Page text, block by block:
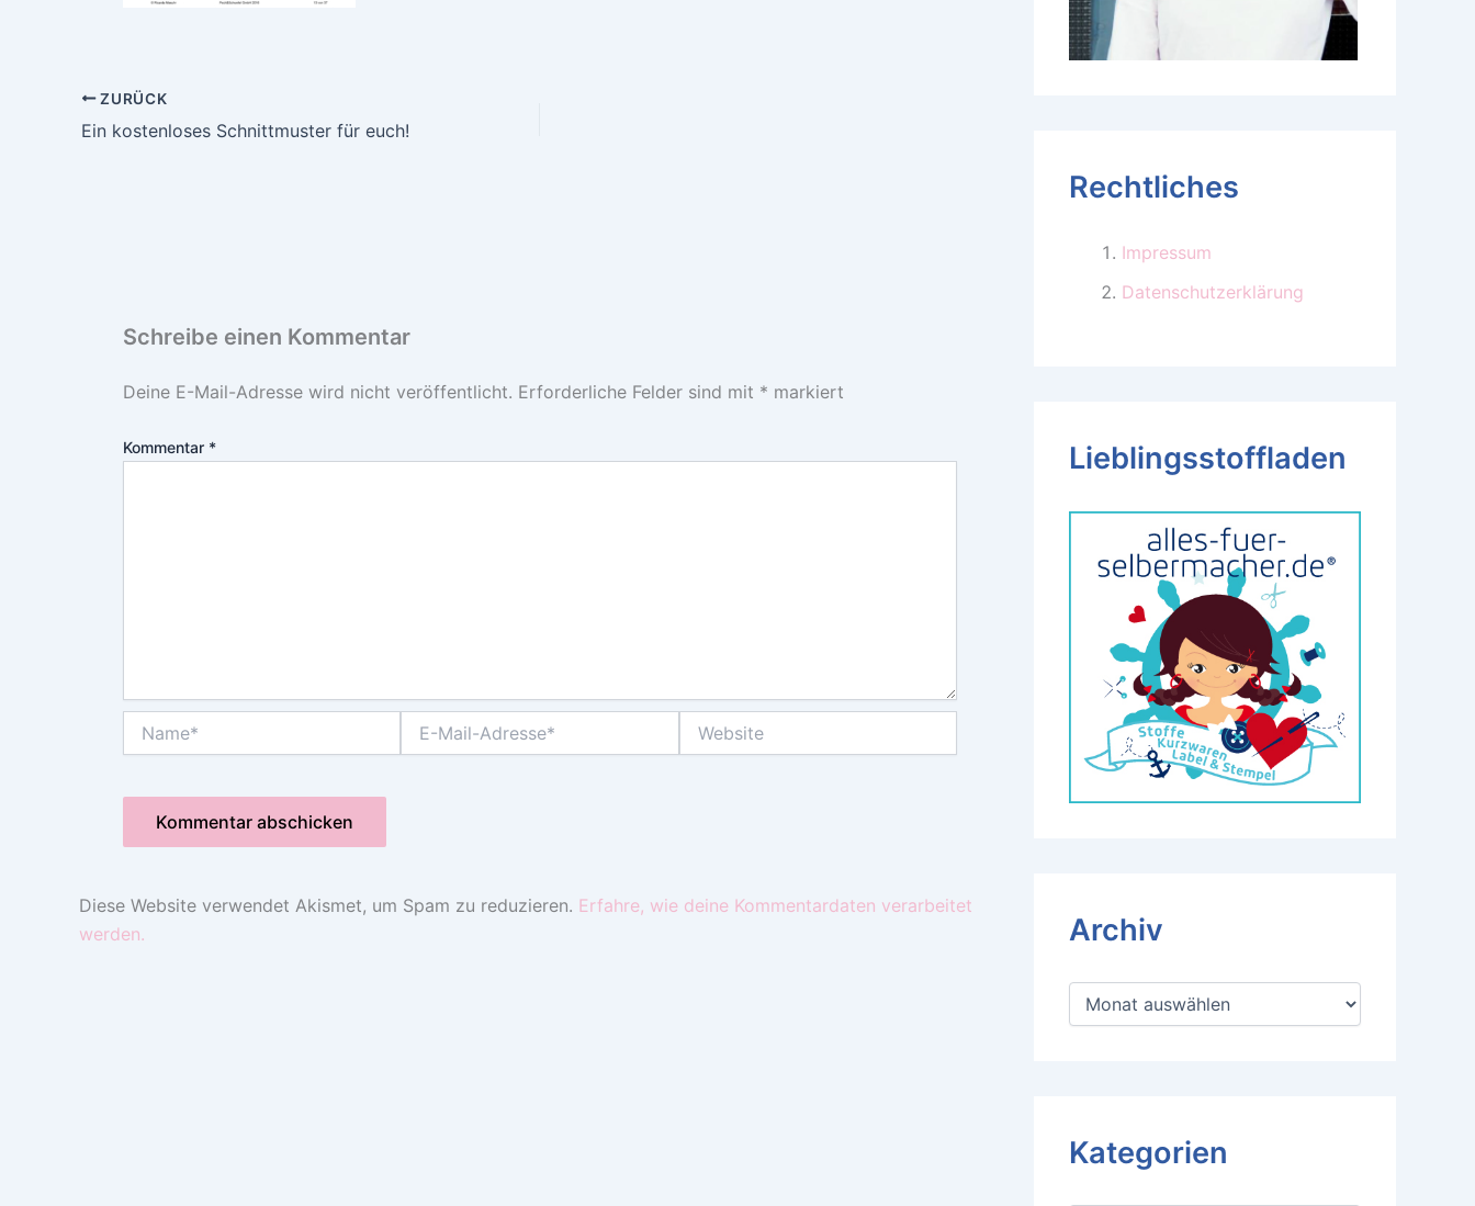
ZURÜCK
Ein kostenloses Schnittmuster für euch!
Schreibe einen Kommentar
Deine E-Mail-Adresse wird nicht veröffentlicht. Erforderliche Felder sind mit * markiert
Kommentar *
Mail-
Diese Website verwendet Akismet, um Spam zu reduzieren. Erfahre, wie deine Kommentardaten verarbeitet
werden.
Rechtliches
Impressum
Datenschutzerklärung
Lieblingsstoffladen
Archiv
A
Kategorien